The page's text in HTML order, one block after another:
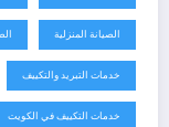
الصيانة المنزلية
خدمات التبريد والتكييف
خدمات التكييف في الكويت